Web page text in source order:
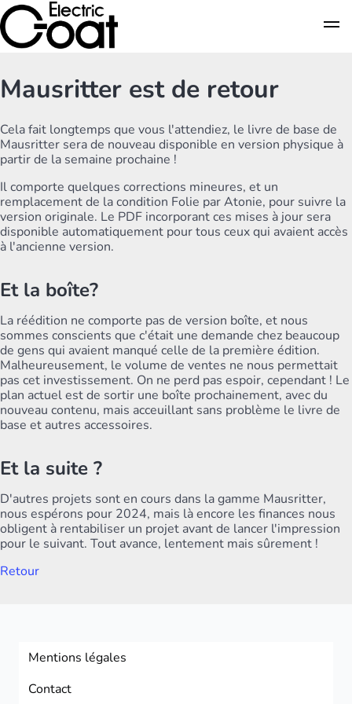
Mausritter est de retour
Cela fait longtemps que vous l'attendiez, le livre de base de
Mausritter sera de nouveau disponible en version physique à
partir de la semaine prochaine !
Il comporte quelques corrections mineures, et un
remplacement de la condition Folie par Atonie, pour suivre la
version originale. Le PDF incorporant ces mises à jour sera
disponible automatiquement pour tous ceux qui avaient accès
à l'ancienne version.
Et la boîte?
La réédition ne comporte pas de version boîte, et nous
sommes conscients que c'était une demande chez beaucoup
de gens qui avaient manqué celle de la première édition.
Malheureusement, le volume de ventes ne nous permettait
pas cet investissement. On ne perd pas espoir, cependant ! Le
plan actuel est de sortir une boîte prochainement, avec du
nouveau contenu, mais acceuillant sans problème le livre de
base et autres accessoires.
Et la suite ?
D'autres projets sont en cours dans la gamme Mausritter,
nous espérons pour 2024, mais là encore les finances nous
obligent à rentabiliser un projet avant de lancer l'impression
pour le suivant. Tout avance, lentement mais sûrement !
Retour
Mentions légales
Contact